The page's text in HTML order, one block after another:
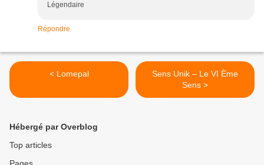
Légendaire
Répondre
< Lomepal
Sens Unik – Le VI Ème
Sens >
Hébergé par Overblog
Top articles